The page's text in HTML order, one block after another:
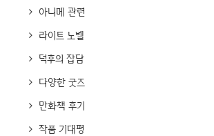
아니메 관련
라이트 노벨
덕후의 잡담
다양한 굿즈
만화책 후기
작품 기대평